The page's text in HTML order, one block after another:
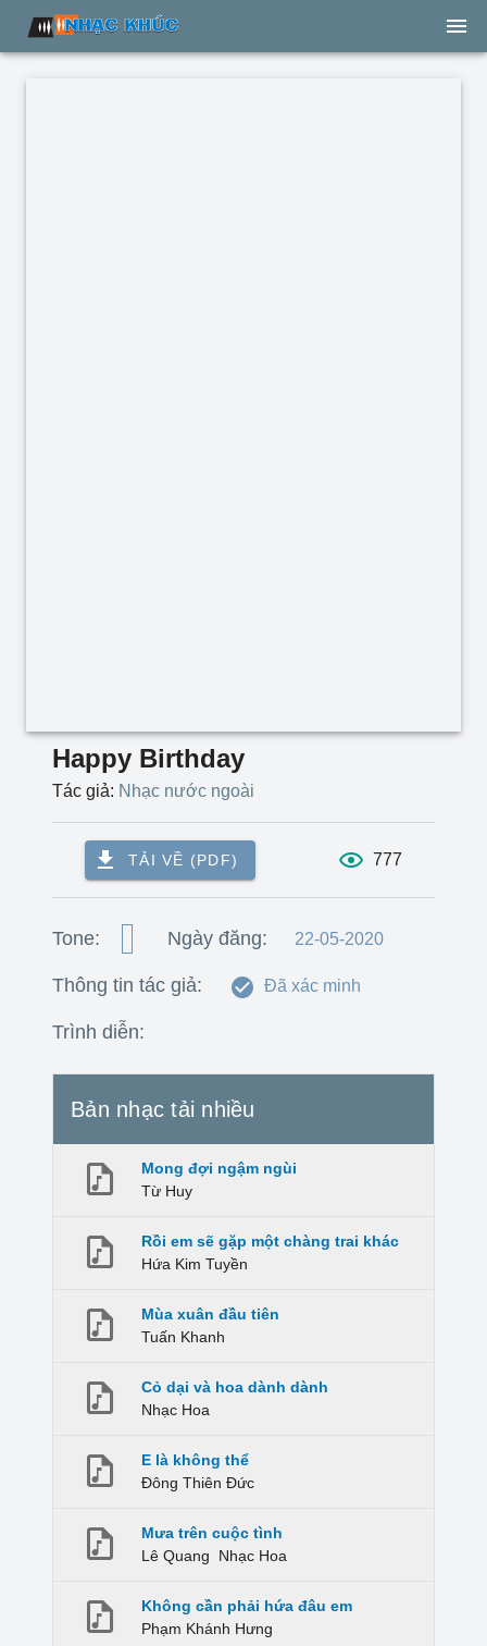
Happy Birthday
Tác giả: Nhạc nước ngoài
TẢI VỀ (PDF) 777
Tone: Ngày đăng: 22-05-2020
Thông tin tác giả: Đã xác minh
Trình diễn:
Bản nhạc tải nhiều
Mong đợi ngậm ngùi
Từ Huy
Rồi em sẽ gặp một chàng trai khác
Hứa Kim Tuyền
Mùa xuân đầu tiên
Tuấn Khanh
Cỏ dại và hoa dành dành
Nhạc Hoa
E là không thể
Đông Thiên Đức
Mưa trên cuộc tình
Lê Quang
Nhạc Hoa
Không cần phải hứa đâu em
Phạm Khánh Hưng